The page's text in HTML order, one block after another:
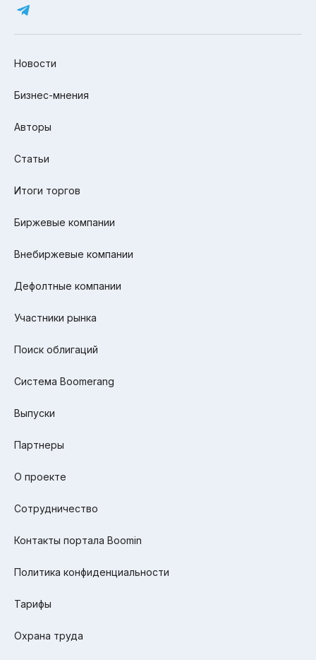
Новости
Бизнес-мнения
Авторы
Статьи
Итоги торгов
Биржевые компании
Внебиржевые компании
Дефолтные компании
Участники рынка
Поиск облигаций
Система Boomerang
Выпуски
Партнеры
О проекте
Сотрудничество
Контакты портала Boomin
Политика конфиденциальности
Тарифы
Охрана труда